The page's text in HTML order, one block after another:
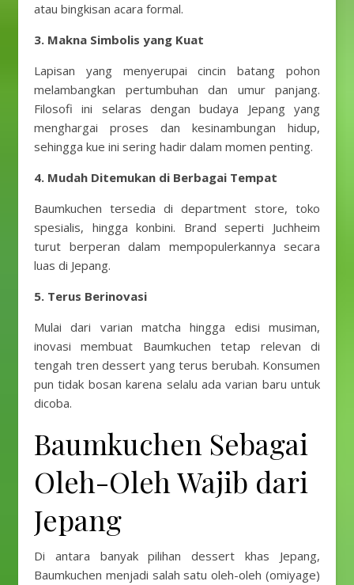
atau bingkisan acara formal.
3. Makna Simbolis yang Kuat
Lapisan yang menyerupai cincin batang pohon
melambangkan pertumbuhan dan umur panjang.
Filosofi ini selaras dengan budaya Jepang yang
menghargai proses dan kesinambungan hidup,
sehingga kue ini sering hadir dalam momen penting.
4. Mudah Ditemukan di Berbagai Tempat
Baumkuchen tersedia di department store, toko
spesialis, hingga konbini. Brand seperti Juchheim
turut berperan dalam mempopulerkannya secara
luas di Jepang.
5. Terus Berinovasi
Mulai dari varian matcha hingga edisi musiman,
inovasi membuat Baumkuchen tetap relevan di
tengah tren dessert yang terus berubah. Konsumen
pun tidak bosan karena selalu ada varian baru untuk
dicoba.
Baumkuchen Sebagai
Oleh-Oleh Wajib dari
Jepang
Di antara banyak pilihan dessert khas Jepang,
Baumkuchen menjadi salah satu oleh-oleh (omiyage)